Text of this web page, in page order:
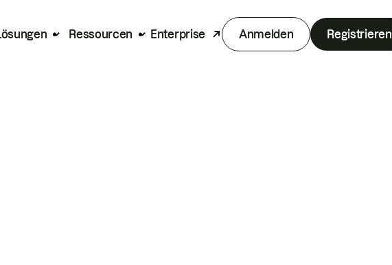
Lösungen Ressourcen Enterprise Anmelden Registrieren